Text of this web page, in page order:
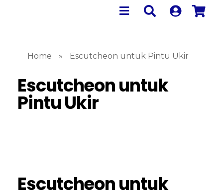
Home » Escutcheon untuk Pintu Ukir
Escutcheon untuk
Pintu Ukir
Escutcheon untuk